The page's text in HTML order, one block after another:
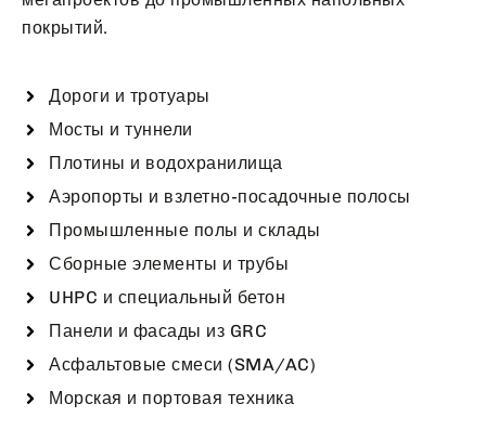
покрытий.
Дороги и тротуары
Мосты и туннели
Плотины и водохранилища
Аэропорты и взлетно-посадочные полосы
Промышленные полы и склады
Сборные элементы и трубы
UHPC и специальный бетон
Панели и фасады из GRC
Асфальтовые смеси (SMA/AC)
Морская и портовая техника